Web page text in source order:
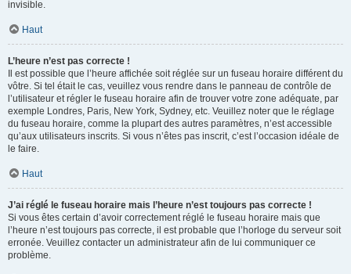
invisible.
Haut
L’heure n’est pas correcte !
Il est possible que l’heure affichée soit réglée sur un fuseau horaire différent du
vôtre. Si tel était le cas, veuillez vous rendre dans le panneau de contrôle de
l’utilisateur et régler le fuseau horaire afin de trouver votre zone adéquate, par
exemple Londres, Paris, New York, Sydney, etc. Veuillez noter que le réglage
du fuseau horaire, comme la plupart des autres paramètres, n’est accessible
qu’aux utilisateurs inscrits. Si vous n’êtes pas inscrit, c’est l’occasion idéale de
le faire.
Haut
J’ai réglé le fuseau horaire mais l’heure n’est toujours pas correcte !
Si vous êtes certain d’avoir correctement réglé le fuseau horaire mais que
l’heure n’est toujours pas correcte, il est probable que l’horloge du serveur soit
erronée. Veuillez contacter un administrateur afin de lui communiquer ce
problème.